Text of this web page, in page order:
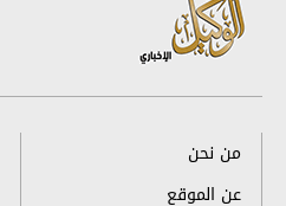
من نحن
عن الموقع